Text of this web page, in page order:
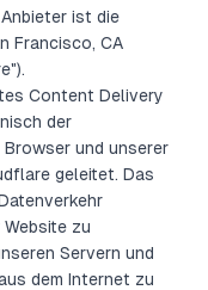
ist die
Francisco, CA
Content Delivery
der
und unserer
geleitet. Das
zu
Servern und
dem Internet zu